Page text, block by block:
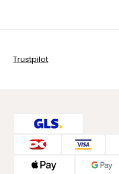
Trustpilot